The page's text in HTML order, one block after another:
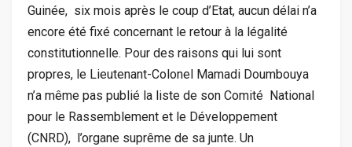
Guinée, six mois après le coup d’Etat, aucun délai n’a
encore été fixé concernant le retour à la légalité
constitutionnelle. Pour des raisons qui lui sont
propres, le Lieutenant-Colonel Mamadi Doumbouya
n’a même pas publié la liste de son Comité National
pour le Rassemblement et le Développement
(CNRD), l’organe suprême de sa junte. Un